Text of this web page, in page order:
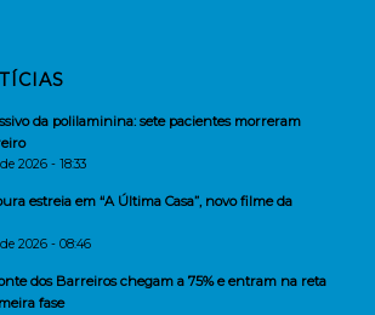
da polilaminina: sete pacientes morreram
2026 - 18:33
estreia em “A Última Casa”, novo filme da
2026 - 08:46
dos Barreiros chegam a 75% e entram na reta
fase